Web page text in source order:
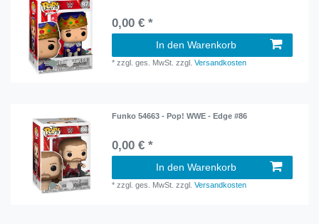
0,00 € *
In den Warenkorb
*zzgl. ges. MwSt. zzgl.Versandkosten
Funko 54663 - Pop! WWE - Edge #86
0,00 € *
In den Warenkorb
*zzgl. ges. MwSt. zzgl.Versandkosten